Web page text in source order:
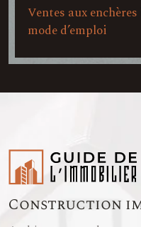
Ventes aux
mode d’emploi
Construction